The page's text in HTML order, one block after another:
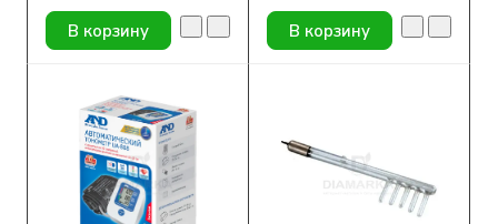
В корзину В корзину